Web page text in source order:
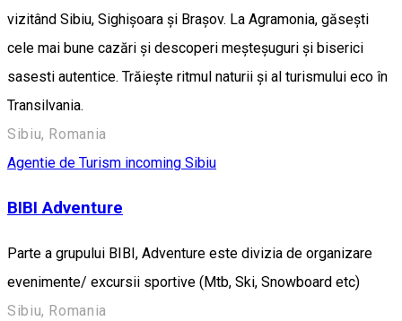
vizitând Sibiu, Sighișoara și Brașov. La Agramonia, găsești
cele mai bune cazări și descoperi meșteșuguri și biserici
sasesti autentice. Trăiește ritmul naturii și al turismului eco în
Transilvania.
Sibiu, Romania
Agentie de Turism incoming Sibiu
BIBI Adventure
Parte a grupului BIBI, Adventure este divizia de organizare
evenimente/ excursii sportive (Mtb, Ski, Snowboard etc)
Sibiu, Romania